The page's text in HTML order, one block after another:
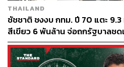
หลังจากนั้นไม่ใช่ว่าผมจะเรียนดีต
เรียนไม่ดี ผมจะโทษตัวเองว่าเร
เป็นที่มาที่เรียนต่อวิศวะ
THAILAND
ชัชชาติ ชงงบ กทม. ปี 70 แตะ
สีเขียว 6 พันล้าน จ่อถกรัฐบาลชด